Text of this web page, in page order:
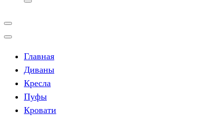
Главная
Диваны
Кресла
Пуфы
Кровати